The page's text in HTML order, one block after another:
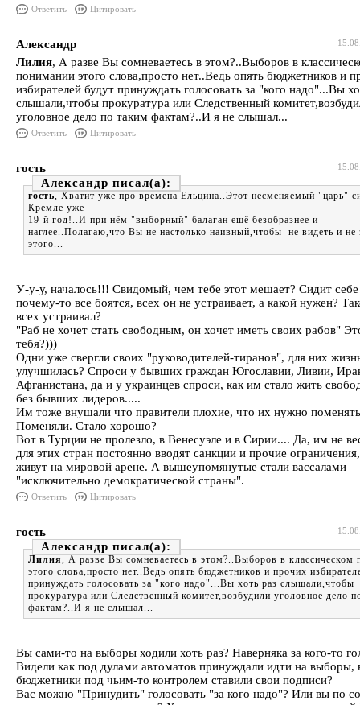
Ответить Цитировать
Александр
Лилия, А разве Вы сомневаетесь в этом?..Выборов в
понимании этого слова,просто нет..Ведь опять бюджетников и
избирателей будут принуждать голосовать за "кого надо"...Вы
слышали,чтобы прокуратура или Следственный
уголовное дело по таким фактам?..И я не слышал...
Ответить Цитировать
гость
Александр
гость, Хватит уже про времена Ельцина..Этот несменяемый "царь"
Кремле уже
19-й год!..И при нём "выборный" балаган ещё безобразнее и
наглее..Полагаю,что Вы не настолько наивный,чтобы не видеть и не
этого...
У-у-у, началось!!! Свидомый, чем тебе этот мешает? Сидит себе
почему-то все боятся, всех он не устраивает, а какой нужен?
всех устраивал?
"Раб не хочет стать свободным, он хочет иметь своих рабов"
тебя?)))
Одни уже свергли своих "руководителей-тиранов", для них
улучшилась? Спроси у бывших граждан Югославии, Ливии,
Афганистана, да и у украинцев спроси, как им стало жить
без бывших лидеров.....
Им тоже внушали что правители плохие, что их нужно
Поменяли. Стало хорошо?
Вот в Турции не пролезло, в Венесуэле и в Сирии.... Да, им не
для этих стран постоянно вводят санкции и прочие
живут на мировой арене. А вышеупомянутые стали вассалами
"исключительно демократической страны".
Ответить Цитировать
гость
Александр
Лилия, А разве Вы сомневаетесь в этом?..Выборов в классическом
этого слова,просто нет..Ведь опять бюджетников и прочих
принуждать голосовать за "кого надо"...Вы хоть раз слышали,чтобы
прокуратура или Следственный комитет,возбудили уголовное дело
фактам?..И я не слышал...
Вы сами-то на выборы ходили хоть раз? Наверняка за кого-то
Видели как под дулами автоматов принуждали идти на выборы,
бюджетники под чьим-то контролем ставили свои подписи?
Вас можно "Принудить" голосовать "за кого надо"? Или вы по